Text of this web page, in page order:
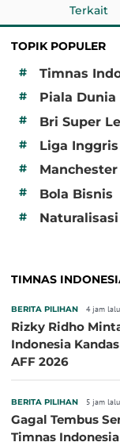
Terkait
TOPIK POPULER
#
Timnas
# Piala Dunia
# Bri Super
# Liga Inggris
#
# Bola Bisnis
# Naturalisasi
TIMNAS
BERITA PILIHAN 4 jam lalu
Rizky Ridho
Indonesia
AFF 2026
BERITA PILIHAN 5 jam lalu
Gagal Tembus
Timnas